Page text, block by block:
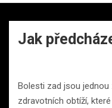
Jak
Bolesti zad jsou
zdravotních obtíží,